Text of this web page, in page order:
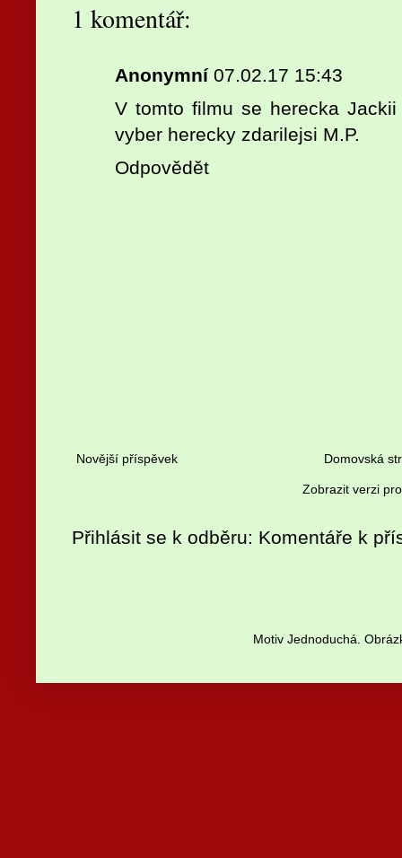
1 komentář:
Anonymní 07.02.17 15:43
V tomto filmu se herecka
vyber herecky zdarilejsi M.P.
Odpovědět
Novější příspěvek Domovská
Zobrazit verzi
Přihlásit se k odběru: Komentáře k
Motiv Jednoduchá.